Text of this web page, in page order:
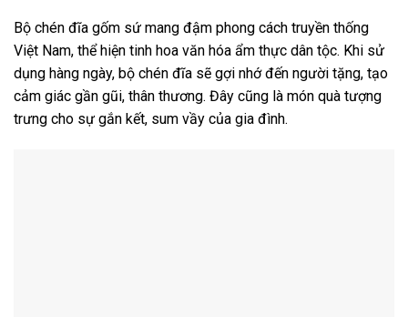
Bộ chén đĩa gốm sứ mang đậm phong cách truyền thống
Việt Nam, thể hiện tinh hoa văn hóa ẩm thực dân tộc. Khi sử
dụng hàng ngày, bộ chén đĩa sẽ gợi nhớ đến người tặng, tạo
cảm giác gần gũi, thân thương. Đây cũng là món quà tượng
trưng cho sự gắn kết, sum vầy của gia đình.